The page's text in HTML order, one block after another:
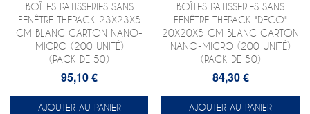
BOÎTES PATISSERIES SANS
FENÊTRE THEPACK 23X23X5
CM BLANC CARTON NANO-
MICRO (200 UNITÉ)
(PACK DE 50)
95,10 €
AJOUTER AU PANIER
BOÎTES PATISSERIES SANS
FENÊTRE THEPACK "DECO"
20X20X5 CM BLANC CARTON
NANO-MICRO (200 UNITÉ)
(PACK DE 50)
84,30 €
AJOUTER AU PANIER